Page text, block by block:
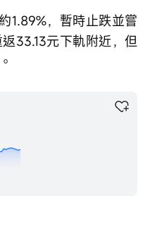
1.89%，暫時止跌並嘗
33.13元下軌附近，但